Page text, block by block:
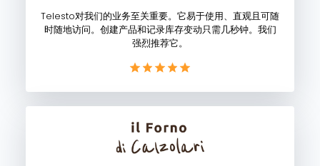
Telesto对我们的业务至关重要。它易于使用、直观且可随
时随地访问。创建产品和记录库存变动只需几秒钟。我们
强烈推荐它。